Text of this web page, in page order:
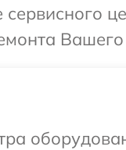
сервисного
Вашего